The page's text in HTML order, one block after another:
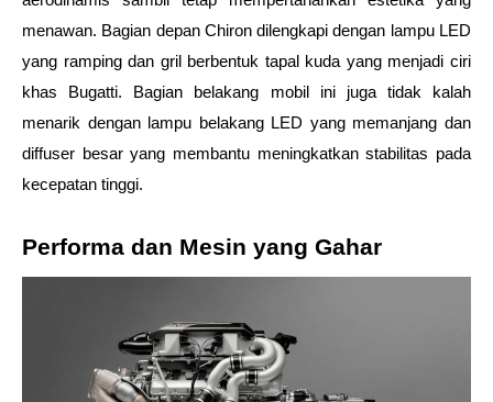
menawan. Bagian depan Chiron dilengkapi dengan lampu LED
yang ramping dan gril berbentuk tapal kuda yang menjadi ciri
khas Bugatti. Bagian belakang mobil ini juga tidak kalah
menarik dengan lampu belakang LED yang memanjang dan
diffuser besar yang membantu meningkatkan stabilitas pada
kecepatan tinggi.
Performa dan Mesin yang Gahar